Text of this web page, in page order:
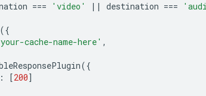
=== 'video' || destination ===
({
cache-name-here' ,
({
: [200]